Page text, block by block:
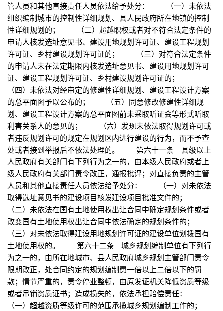
管人员和其他直接责任人员依法给予处分： （一）未依法
组织编制城市的控制性详细规划、县人民政府所在地镇的控制
性详细规划的； （二）超越职权或者对不符合法定条件的
申请人核发选址意见书、建设用地规划许可证、建设工程规划
许可证、乡村建设规划许可证的； （三）对符合法定条件
的申请人未在法定期限内核发选址意见书、建设用地规划许可
证、建设工程规划许可证、乡村建设规划许可证的；
（四）未依法对经审定的修建性详细规划、建设工程设计方案
的总平面图予以公布的； （五）同意修改修建性详细规
划、建设工程设计方案的总平面图前未采取听证会等形式听取
利害关系人的意见的； （六）发现未依法取得规划许可或
者违反规划许可的规定在规划区内进行建设的行为，而不予查
处或者接到举报后不依法处理的。 第六十一条 县级以上
人民政府有关部门有下列行为之一的，由本级人民政府或者上
级人民政府有关部门责令改正，通报批评；对直接负责的主管
人员和其他直接责任人员依法给予处分： （一）对未依法
取得选址意见书的建设项目核发建设项目批准文件的；
（二）未依法在国有土地使用权出让合同中确定规划条件或者
改变国有土地使用权出让合同中依法确定的规划条件的；
（三）对未依法取得建设用地规划许可证的建设单位划拨国有
土地使用权的。 第六十二条 城乡规划编制单位有下列行
为之一的，由所在地城市、县人民政府城乡规划主管部门责令
限期改正，处合同约定的规划编制费一倍以上二倍以下的罚
款；情节严重的，责令停业整顿，由原发证机关降低资质等级
或者吊销资质证书；造成损失的，依法承担赔偿责任：
（一）超越资质等级许可的范围承揽城乡规划编制工作的；